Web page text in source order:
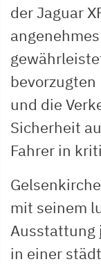
der Jaguar
und die
Sicherheit
Fahrer in
mit seinem
Ausstattung
in einer